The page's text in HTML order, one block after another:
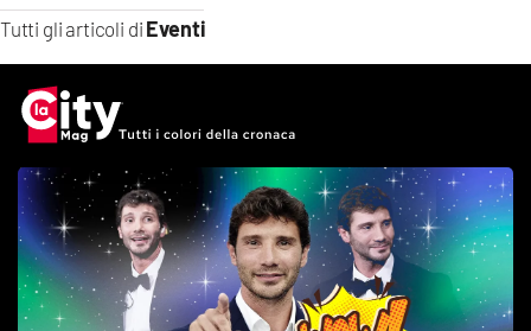
Tutti gli articoli di Eventi